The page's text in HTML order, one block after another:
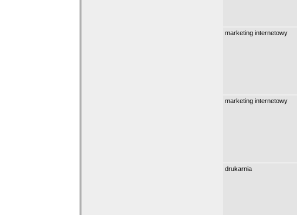
marketing internetowy
marketing internetowy
drukarnia